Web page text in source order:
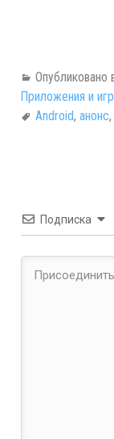
Опубликовано
Приложения и
Android, анонс,
Подписка